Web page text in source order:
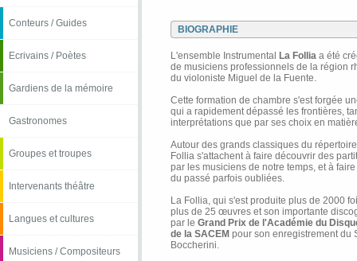
Conteurs / Guides
Ecrivains / Poètes
Gardiens de la mémoire
Gastronomes
Groupes et troupes
Intervenants théâtre
Langues et cultures
Musiciens / Compositeurs
BIOGRAPHIE
L'ensemble Instrumental La Follia a été
de musiciens professionnels de la région
du violoniste Miguel de la Fuente.
Cette formation de chambre s'est forgée
qui a rapidement dépassé les frontières,
interprétations que par ses choix en
Autour des grands classiques du
Follia s'attachent à faire découvrir des
par les musiciens de notre temps, et à
du passé parfois oubliées.
La Follia, qui s'est produite plus de 2000
plus de 25 œuvres et son importante
par le Grand Prix de l'Académie du
de la SACEM pour son enregistrement du
Boccherini.